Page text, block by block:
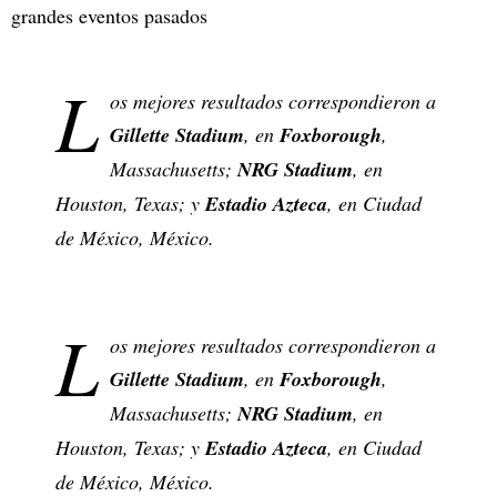
grandes eventos pasados ​
L os mejores resultados correspondieron a
Gillette Stadium, en Foxborough,
Massachusetts; NRG Stadium, en
Houston, Texas; y Estadio Azteca, en Ciudad
de México, México.
L os mejores resultados correspondieron a
Gillette Stadium, en Foxborough,
Massachusetts; NRG Stadium, en
Houston, Texas; y Estadio Azteca, en Ciudad
de México, México.